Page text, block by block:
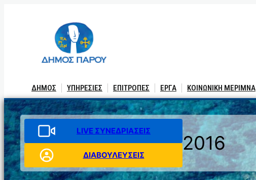
ΔΗΜΟΣ ΥΠΗΡΕΣΙΕΣ ΕΠΙΤΡΟΠΕΣ ΕΡΓΑ ΚΟΙΝΩΝΙΚΗ ΜΕΡΙΜΝΑ
LIVE ΣΥΝΕΔΡΙΑΣΕΙΣ
ΔΙΑΒΟΥΛΕΥΣΕΙΣ
2016